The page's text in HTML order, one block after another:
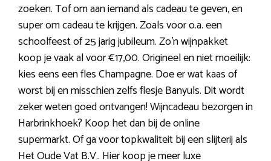
zoeken. Tof om aan iemand als cadeau te geven, en
super om cadeau te krijgen. Zoals voor o.a. een
schoolfeest of 25 jarig jubileum. Zo’n wijnpakket
koop je vaak al voor €17,00. Origineel en niet moeilijk:
kies eens een fles Champagne. Doe er wat kaas of
worst bij en misschien zelfs flesje Banyuls. Dit wordt
zeker weten goed ontvangen! Wijncadeau bezorgen in
Harbrinkhoek? Koop het dan bij de online
supermarkt. Of ga voor topkwaliteit bij een slijterij als
Het Oude Vat B.V.. Hier koop je meer luxe